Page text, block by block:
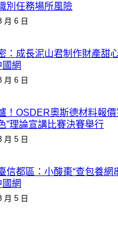
別任務場所風險
月 6 日
：成長泥山君制作財產甜
網
月 6 日
！OSDER奧斯德材料報價
”理論宣講比賽決賽舉行
月 5 日
信都區：小酸棗“查包養網
網
月 5 日